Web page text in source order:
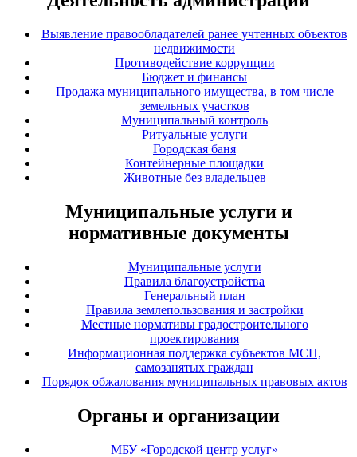
Выявление правообладателей ранее учтенных объектов
недвижимости
Противодействие коррупции
Бюджет и финансы
Продажа муниципального имущества, в том числе
земельных участков
Муниципальный контроль
Ритуальные услуги
Городская баня
Контейнерные площадки
Животные без владельцев
Муниципальные услуги и
нормативные документы
Муниципальные услуги
Правила благоустройства
Генеральный план
Правила землепользования и застройки
Местные нормативы градостроительного
проектирования
Информационная поддержка субъектов МСП,
самозанятых граждан
Порядок обжалования муниципальных правовых актов
Органы и организации
МБУ «Городской центр услуг»